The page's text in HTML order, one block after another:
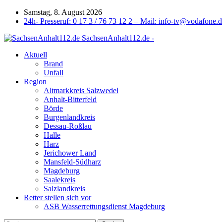
Samstag, 8. August 2026
24h- Presseruf: 0 17 3 / 76 73 12 2 – Mail: info-
SachsenAnhalt112.de -
Aktuell
Brand
Unfall
Region
Altmarkkreis Salzwedel
Anhalt-Bitterfeld
Börde
Burgenlandkreis
Dessau-Roßlau
Halle
Harz
Jerichower Land
Mansfeld-Südharz
Magdeburg
Saalekreis
Salzlandkreis
Retter stellen sich vor
ASB Wasserrettungsdienst Magdeburg